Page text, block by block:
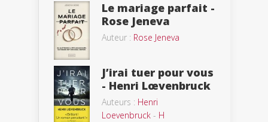
Le mariage parfait -
Rose Jeneva
Auteur : Rose Jeneva
J’irai tuer pour vous
- Henri Lœvenbruck
Auteurs : Henri
Loevenbruck - H